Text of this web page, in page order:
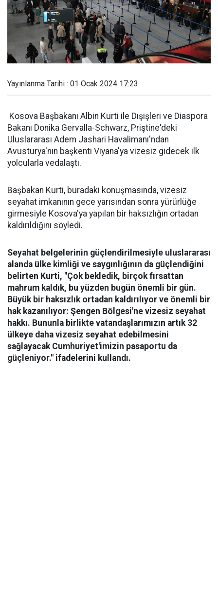
Yayınlanma Tarihi : 01 Ocak 2024 17:23
Kosova Başbakanı Albin Kurti ile Dışişleri ve Diaspora
Bakanı Donika Gervalla-Schwarz, Priştine'deki
Uluslararası Adem Jashari Havalimanı'ndan
Avusturya'nın başkenti Viyana'ya vizesiz gidecek ilk
yolcularla vedalaştı.
Başbakan Kurti, buradaki konuşmasında, vizesiz
seyahat imkanının gece yarısından sonra yürürlüğe
girmesiyle Kosova'ya yapılan bir haksızlığın ortadan
kaldırıldığını söyledi.
Seyahat belgelerinin güçlendirilmesiyle uluslararası
alanda ülke kimliği ve saygınlığının da güçlendiğini
belirten Kurti, "Çok bekledik, birçok fırsattan
mahrum kaldık, bu yüzden bugün önemli bir gün.
Büyük bir haksızlık ortadan kaldırılıyor ve önemli bir
hak kazanılıyor: Şengen Bölgesi'ne vizesiz seyahat
hakkı. Bununla birlikte vatandaşlarımızın artık 32
ülkeye daha vizesiz seyahat edebilmesini
sağlayacak Cumhuriyet'imizin pasaportu da
güçleniyor." ifadelerini kullandı.